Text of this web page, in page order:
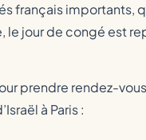
français importants,
le jour de congé est
prendre rendez-
à Paris :